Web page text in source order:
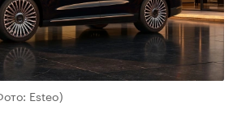
Esteo)